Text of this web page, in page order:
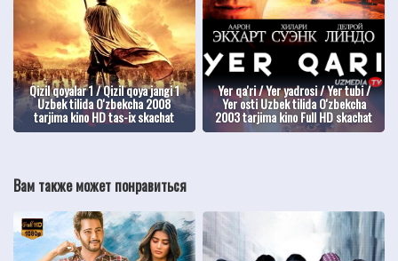
Qizil qoyalar 1 / Qizil qoya jangi 1
Uzbek tilida O'zbekcha 2008
tarjima kino HD tas-ix skachat
Yer qa'ri / Yer yadrosi / Yer tubi /
Yer osti Uzbek tilida O'zbekcha
2003 tarjima kino Full HD skachat
Вам также может понравиться